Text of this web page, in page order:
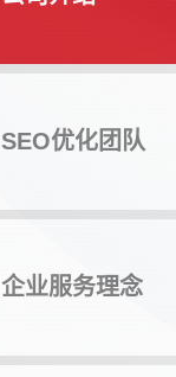
SEO优化团队
企业服务理念